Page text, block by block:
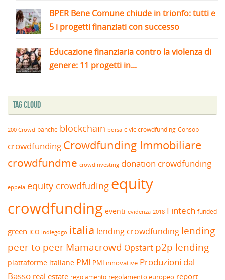
BPER Bene Comune chiude in trionfo: tutti e
5 i progetti finanziati con successo
Educazione finanziaria contro la violenza di
genere: 11 progetti in...
Tag Cloud
200 Crowd banche blockchain borsa civic crowdfunding Consob
crowdfunding Crowdfunding Immobiliare
crowdfundme crowdinvesting donation crowdfunding
eppela equity crowdfuding equity
crowdfunding eventi evidenza-2018 Fintech funded
green ICO indiegogo italia lending crowdfunding lending
peer to peerMamacrowd Opstart p2p lending
piattaforme italiane PMI PMI innovative Produzioni dal
Basso real estate regolamento regolamento europeo report